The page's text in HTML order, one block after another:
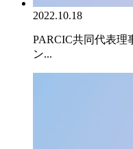
2022.10.18
PARCIC共同代表理
ン...